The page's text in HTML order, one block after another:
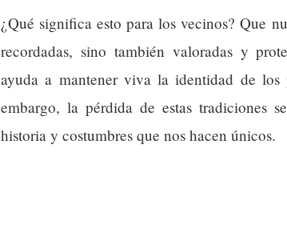
¿Qué significa esto para los vecinos? Que
recordadas, sino también valoradas y
ayuda a mantener viva la identidad de
embargo, la pérdida de estas tradiciones
historia y costumbres que nos hacen únicos.